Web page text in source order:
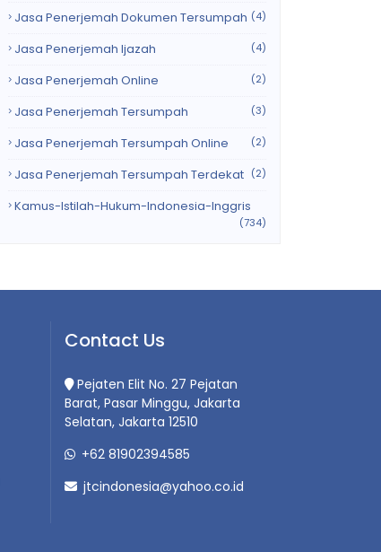
Jasa Penerjemah Dokumen Tersumpah (4)
Jasa Penerjemah Ijazah (4)
Jasa Penerjemah Online (2)
Jasa Penerjemah Tersumpah (3)
Jasa Penerjemah Tersumpah Online (2)
Jasa Penerjemah Tersumpah Terdekat (2)
Kamus-Istilah-Hukum-Indonesia-Inggris
(734)
Contact Us
Pejaten Elit No. 27 Pejatan
Barat, Pasar Minggu, Jakarta
Selatan, Jakarta 12510
+62 81902394585
jtcindonesia@yahoo.co.id